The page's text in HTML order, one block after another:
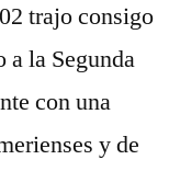
trajo consigo
a la Segunda
con una
y de